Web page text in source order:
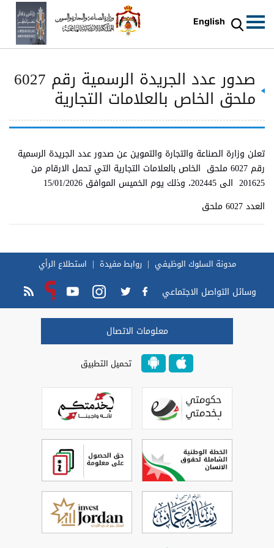
English
صدور عدد الجريدة الرسمية رقم 6027
ملحق الخاص بالعلامات التجارية
تعلن وزارة الصناعة والتجارة والتموين عن صدور عدد الجريدة الرسمية
رقم 6027 ملحق الخاص بالعلامات التجارية التي تحمل الارقام من
201625 الى 202445، وذلك يوم الخميس الموافق 15/01/2026
العدد 6027 ملحق
مدونة السلوك الوظيفي روابط مفيدة استطلاع الرأي
وسائل التواصل الاجتماعي
معلومات الاتصال
تحميل التطبيق